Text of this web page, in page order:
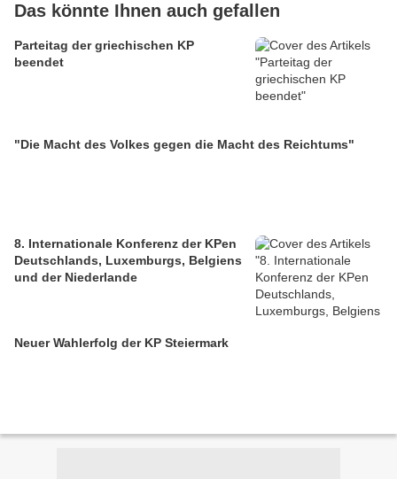
Das könnte Ihnen auch gefallen
Parteitag der griechischen KP
beendet
"Die Macht des Volkes gegen die Macht des Reichtums"
8. Internationale Konferenz der KPen
Deutschlands, Luxemburgs, Belgiens
und der Niederlande
Neuer Wahlerfolg der KP Steiermark